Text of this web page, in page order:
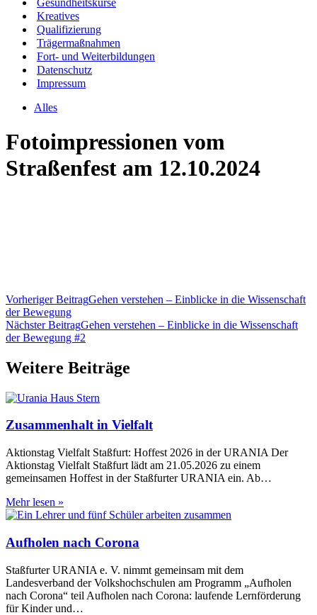
Gesundheitskurse
Kreatives
Qualifizierung
Trägermaßnahmen
Fort- und Weiterbildungen
Datenschutz
Impressum
Alles
Fotoimpressionen vom
Straßenfest am 12.10.2024
Vorheriger BeitragGehen verstehen – Einblicke in die Wissenschaft
der Bewegung
Nächster BeitragGehen verstehen – Einblicke in die Wissenschaft
der Bewegung #2
Weitere Beiträge
Zusammenhalt in Vielfalt
Aktionstag Vielfalt Staßfurt: Hoffest 2026 in der URANIA Der
Aktionstag Vielfalt Staßfurt lädt am 21.05.2026 zu einem
gemeinsamen Hoffest in der Staßfurter URANIA ein. Ab…
Mehr lesen »
in
Aufholen nach Corona
Staßfurter URANIA e. V. nimmt gemeinsam mit dem
Landesverband der Volkshochschulen am Programm „Aufholen
nach Corona“ teil Aufholen nach Corona: laufende Lernförderung
für Kinder und…